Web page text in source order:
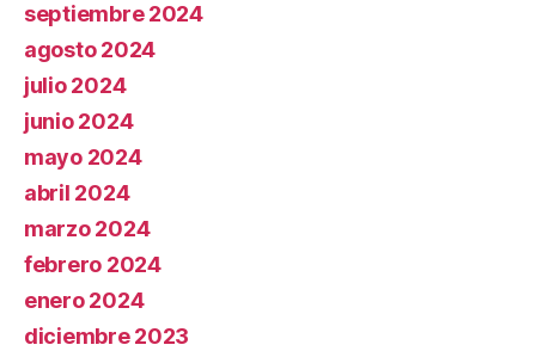
septiembre 2024
agosto 2024
julio 2024
junio 2024
mayo 2024
abril 2024
marzo 2024
febrero 2024
enero 2024
diciembre 2023